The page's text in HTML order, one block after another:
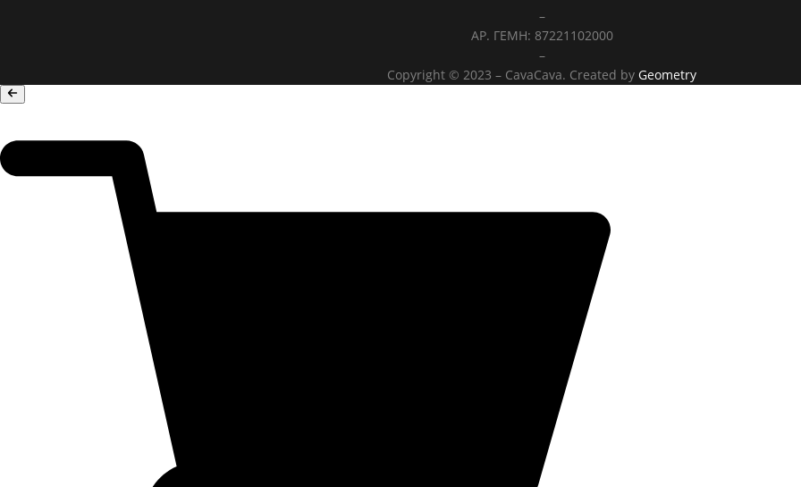
–
ΑΡ. ΓΕΜΗ: 87221102000
–
Copyright © 2023 – CavaCava. Created by Geometry